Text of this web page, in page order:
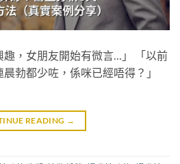
趣，女朋友開始有微言…」 「以前
勃都少咗，係咪已經唔得？」
READING →